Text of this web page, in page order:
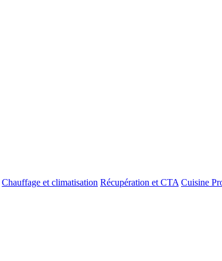
Chauffage et climatisation Récupération et CTA Cuisine